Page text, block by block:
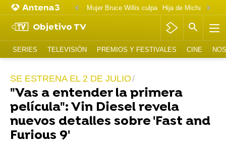
Mujer Bruce Willis culpa
Objetivo TV
SERIES TELEVISIÓN PREMIOS Y FESTIVALES CINE
SE ESTRENA EL 2 DE JULIO
"Vas a entender la primera
película": Vin Diesel revela
nuevos detalles sobre 'Fast and
Furious 9'